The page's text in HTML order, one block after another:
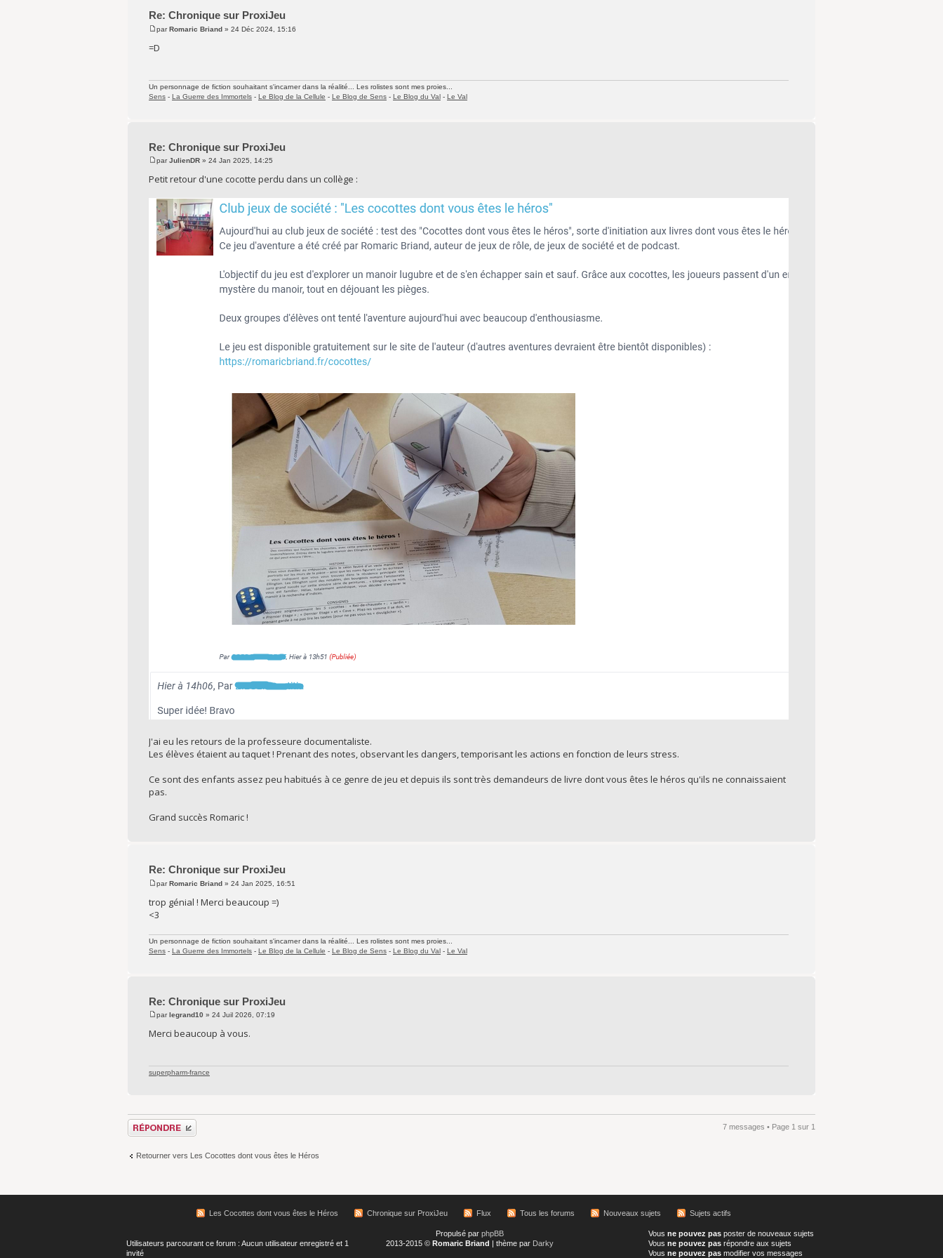
Re: Chronique sur ProxiJeu
parRomaric Briand » 24 Déc 2024, 15:16
=D
Un personnage de fiction souhaitant s'incarner dans la réalité... Les rolistes sont mes proies...
Sens - La Guerre des Immortels - Le Blog de la Cellule - Le Blog de Sens - Le Blog du Val - Le Val
Re: Chronique sur ProxiJeu
parJulienDR » 24 Jan 2025, 14:25
Petit retour d'une cocotte perdu dans un collège :
J'ai eu les retours de la professeure documentaliste.
Les élèves étaient au taquet ! Prenant des notes, observant les dangers, temporisant les actions en fonction de leurs stress.
Ce sont des enfants assez peu habitués à ce genre de jeu et depuis ils sont très demandeurs de livre dont vous êtes le héros qu'ils ne connaissaient
pas.
Grand succès Romaric !
Re: Chronique sur ProxiJeu
parRomaric Briand » 24 Jan 2025, 16:51
trop génial ! Merci beaucoup =)
<3
Un personnage de fiction souhaitant s'incarner dans la réalité... Les rolistes sont mes proies...
Sens - La Guerre des Immortels - Le Blog de la Cellule - Le Blog de Sens - Le Blog du Val - Le Val
Re: Chronique sur ProxiJeu
parlegrand10 » 24 Juil 2026, 07:19
Merci beaucoup à vous.
superpharm-france
Répondre 7 messages • Page 1 sur 1
Retourner vers Les Cocottes dont vous êtes le Héros
Les Cocottes dont vous êtes le Héros Chronique sur ProxiJeu Flux Tous les forums Nouveaux sujets Sujets actifs
Utilisateurs parcourant ce forum : Aucun utilisateur enregistré et 1
invité
Vous ne pouvez pasposter de nouveaux sujets
Vous ne pouvez pasrépondre aux sujets
Vous ne pouvez pasmodifier vos messages
Propulsé par phpBB
2013-2015 © Romaric Briand | thème par Darky